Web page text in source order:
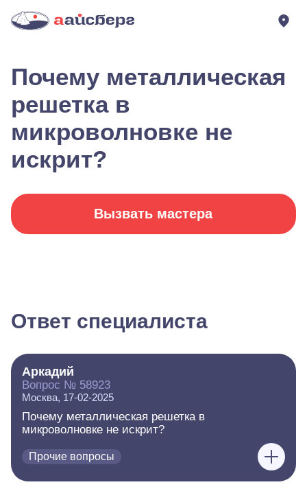
Почему металлическая
решетка в
микроволновке не
искрит?
Вызвать мастера
Ответ специалиста
Аркадий
Вопрос № 58923
Москва, 17-02-2025
Почему металлическая решетка в
микроволновке не искрит?
Прочие вопросы